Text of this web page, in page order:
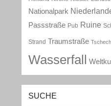
Nationalpark
Passstraße Pub Ruine
Strand Traumstraße
Wasserfall
SUCHE